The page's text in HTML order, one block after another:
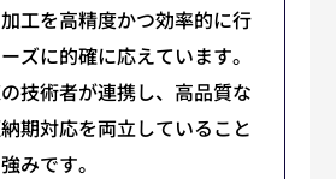
工を高精度かつ効率的に行
ズに的確に応えています。
技術者が連携し、高品質な
期対応を両立していること
みです。